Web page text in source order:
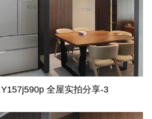
全屋实拍分享-3